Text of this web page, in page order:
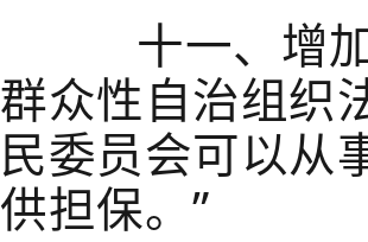
十一、增加
群众性自治组织
民委员会可以从
供担保。”